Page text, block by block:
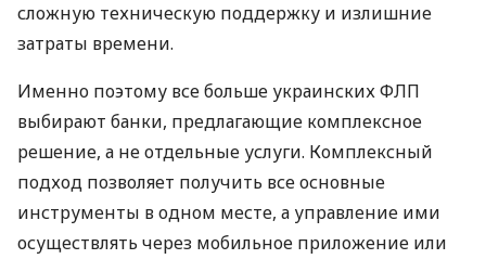
сложную техническую поддержку и излишние
затраты времени.
Именно поэтому все больше украинских ФЛП
выбирают банки, предлагающие комплексное
решение, а не отдельные услуги. Комплексный
подход позволяет получить все основные
инструменты в одном месте, а управление ими
осуществлять через мобильное приложение или